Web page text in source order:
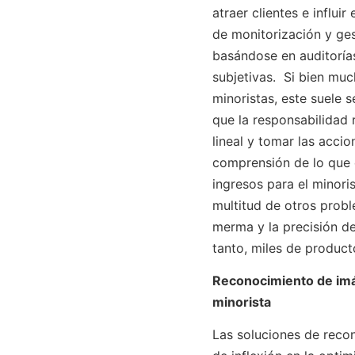
atraer clientes e influir
de monitorización y
basándose en
subjetivas. Si bien
minoristas, este suele
que la responsabilidad
lineal y tomar las
comprensión de lo
ingresos para el
multitud de otros
merma y la precisión
tanto, miles de
Reconocimiento de
minorista
Las soluciones de